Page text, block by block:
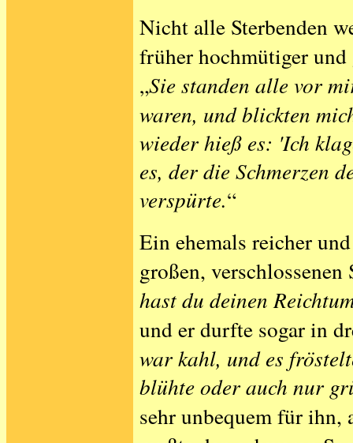
Nicht alle Sterbenden
früher hochmütiger
„Sie standen alle vor
waren, und blickten
wieder hieß es: 'Ich
es, der die Schmerzen
verspürte.“
Ein ehemals reicher
großen,
hast du deinen
und er durfte sogar in
war kahl, und es
blühte oder auch nur
sehr unbequem für